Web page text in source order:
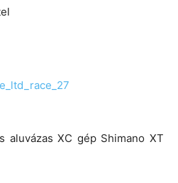
aluvázas XC gép Shimano XT